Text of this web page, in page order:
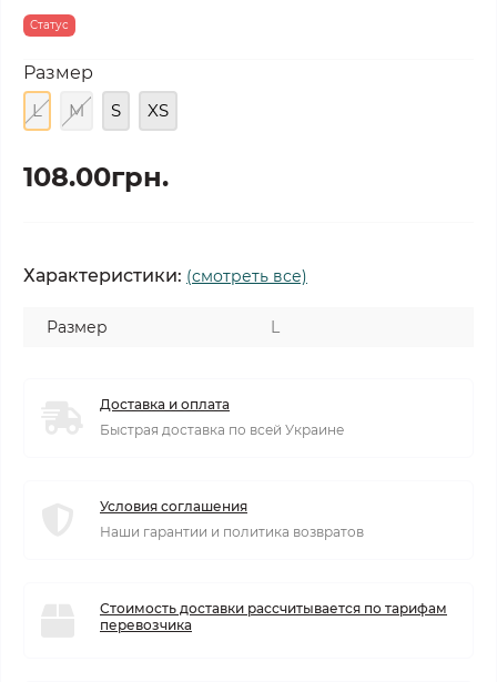
Статус
Размер
L
M S XS
108.00грн.
Характеристики: (смотреть все)
Размер L
Доставка и оплата
Быстрая доставка по всей Украине
Условия соглашения
Наши гарантии и политика возвратов
Стоимость доставки рассчитывается по тарифам
перевозчика